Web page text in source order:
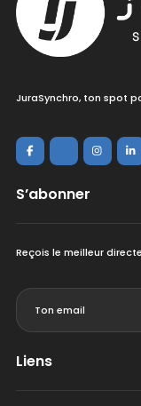
JuraSynchro, ton spot
S’abonner
Reçois le meilleur
Liens